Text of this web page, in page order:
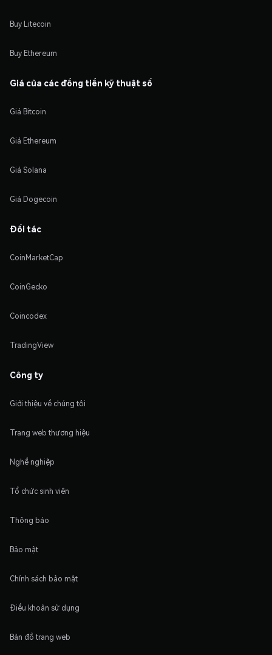
Buy Litecoin
Buy Ethereum
Giá của các đồng tiền kỹ thuật số
Giá Bitcoin
Giá Ethereum
Giá Solana
Giá Dogecoin
Đối tác
CoinMarketCap
CoinGecko
Coincodex
TradingView
Công ty
Giới thiệu về chúng tôi
Trang web thương hiệu
Nghề nghiệp
Tổ chức sinh viên
Thông báo
Bảo mật
Chính sách bảo mật
Điều khoản sử dụng
Bản đồ trang web